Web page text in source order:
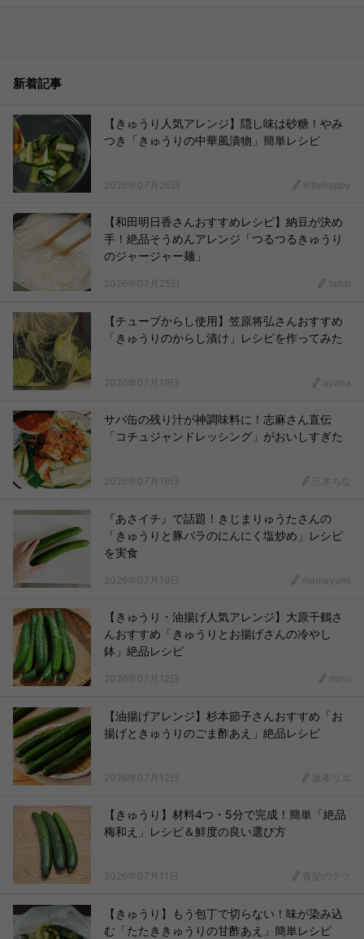
新着記事
【きゅうり人気アレンジ】隠し味は砂糖！やみ
つき「きゅうりの中華風漬物」簡単レシピ
2026年07月26日 littlehappy
【和田明日香さんおすすめレシピ】納豆が決め
手！絶品そうめんアレンジ「つるつるきゅうり
のジャージャー麺」
2026年07月25日 taitai
【チューブからし使用】笠原将弘さんおすすめ
「きゅうりのからし漬け」レシピを作ってみた
2026年07月19日 ayana
サバ缶の残り汁が神調味料に！志麻さん直伝
「コチュジャンドレッシング」がおいしすぎた
2026年07月19日 三木ちな
『あさイチ』で話題！きじまりゅうたさんの
「きゅうりと豚バラのにんにく塩炒め」レシピ
を実食
2026年07月19日 mamayumi
【きゅうり・油揚げ人気アレンジ】大原千鶴さ
んおすすめ「きゅうりとお揚げさんの冷やし
鉢」絶品レシピ
2026年07月12日 miho
【油揚げアレンジ】杉本節子さんおすすめ「お
揚げときゅうりのごま酢あえ」絶品レシピ
2026年07月12日 坂本リエ
【きゅうり】材料4つ・5分で完成！簡単「絶品
梅和え」レシピ＆鮮度の良い選び方
2026年07月11日 青髪のテツ
【きゅうり】もう包丁で切らない！味が染み込
む「たたききゅうりの甘酢あえ」簡単レシピ